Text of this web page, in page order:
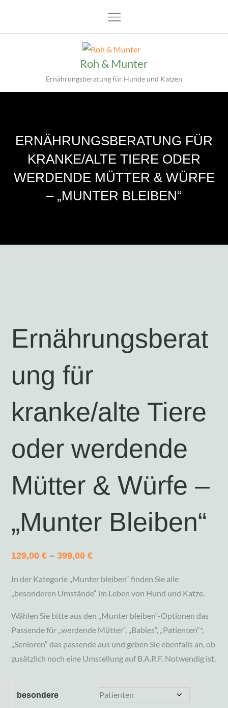
Roh & Munter
Ernährungsberatung für Hunde und Katzen
ERNÄHRUNGSBERATUNG FÜR
KRANKE/ALTE TIERE ODER
WERDENDE MÜTTER & WÜRFE
– „MUNTER BLEIBEN“
Ernährungsberat
ung für
kranke/alte Tiere
oder werdende
Mütter & Würfe –
„Munter Bleiben“
129,00€ –399,00€
In der Kategorie „Munter bleiben“ finden Sie alle
„besonderen Umstände“ im Leben von Hund und Katze.
Wählen Sie bitte aus den „Munter bleiben“-Optionen das
Passende für „werdende Mütter“, „Babies“, „Patienten“*,
„Senioren“ das passende aus und geben Sie ebenfalls an, ob
zusätzlich noch eine Umstellung auf B.A.R.F. Notwendig ist.
besondere